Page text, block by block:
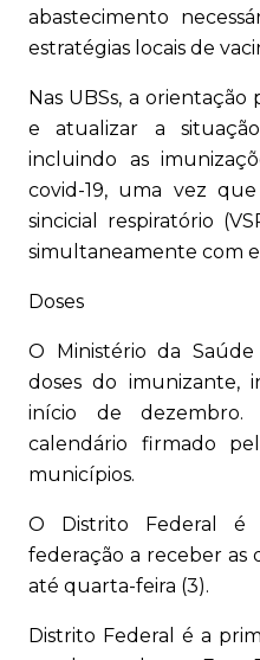
abastecimento
estratégias locais de
Nas UBSs, a
e atualizar a
incluindo as
covid-19, uma vez
sincicial respiratório
simultaneamente com
Doses
O Ministério da
doses do imunizante,
início de dezembro.
calendário firmado
municípios.
O Distrito Federal é
federação a receber as
até quarta-feira (3).
Distrito Federal é a